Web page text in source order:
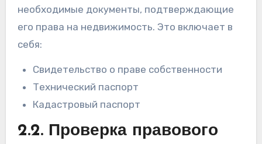
необходимые документы, подтверждающие
его права на недвижимость. Это включает в
себя:
Свидетельство о праве собственности
Технический паспорт
Кадастровый паспорт
2.2. Проверка правового